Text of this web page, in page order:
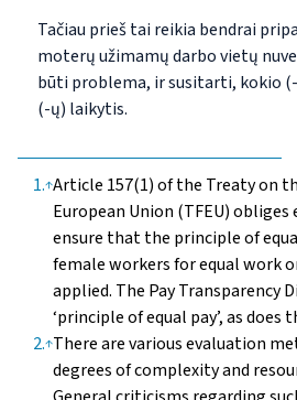
Tačiau prieš tai reikia bendrai
moterų užimamų darbo vietų
būti problema, ir susitarti, kokio
(-ų) laikytis.
1.↑Article 157(1) of the Treaty on
European Union (TFEU)
ensure that the principle of
female workers for equal work
applied. The Pay Transparency
‘principle of equal pay’, as does
2.↑There are various evaluation
degrees of complexity and